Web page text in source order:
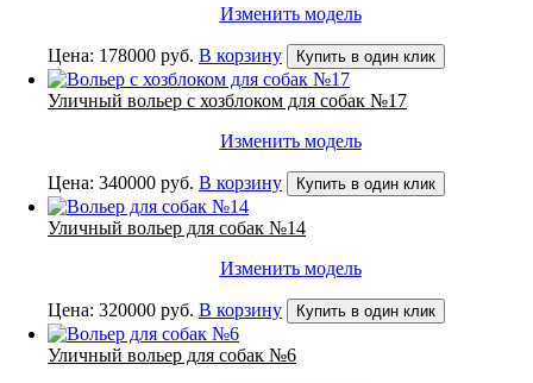
Изменить модель
Цена: 178000 руб. В корзину Купить в один клик
Уличный вольер с хозблоком для собак №17
Изменить модель
Цена: 340000 руб. В корзину Купить в один клик
Уличный вольер для собак №14
Изменить модель
Цена: 320000 руб. В корзину Купить в один клик
Уличный вольер для собак №6